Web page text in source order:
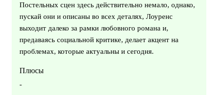
Постельных сцен здесь действительно немало, однако,
пускай они и описаны во всех деталях, Лоуренс
выходит далеко за рамки любовного романа и,
предаваясь социальной критике, делает акцент на
проблемах, которые актуальны и сегодня.
Плюсы
-